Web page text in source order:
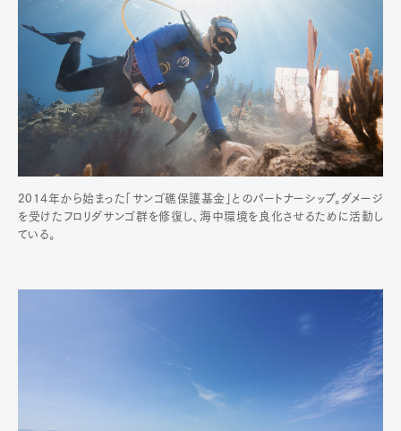
2014年から始まった「サンゴ礁保護基金」とのパートナーシップ。ダメージ
を受けたフロリダサンゴ群を修復し、海中環境を良化させるために活動し
ている。